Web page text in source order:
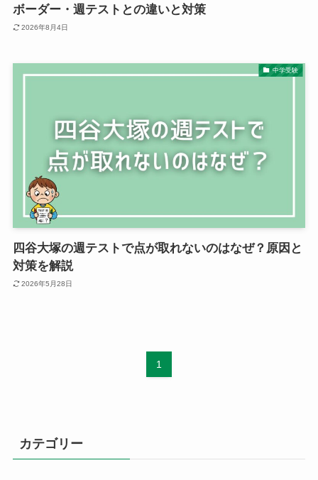
ボーダー・週テストとの違いと対策
2026年8月4日
中学受験
四谷大塚の週テストで点が取れないのはなぜ？原因と
対策を解説
2026年5月28日
1
カテゴリー